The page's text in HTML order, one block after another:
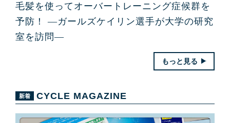
毛髪を使ってオーバートレーニング症候群を
予防！ ―ガールズケイリン選手が大学の研究
室を訪問―
もっと見る
CYCLE MAGAZINE